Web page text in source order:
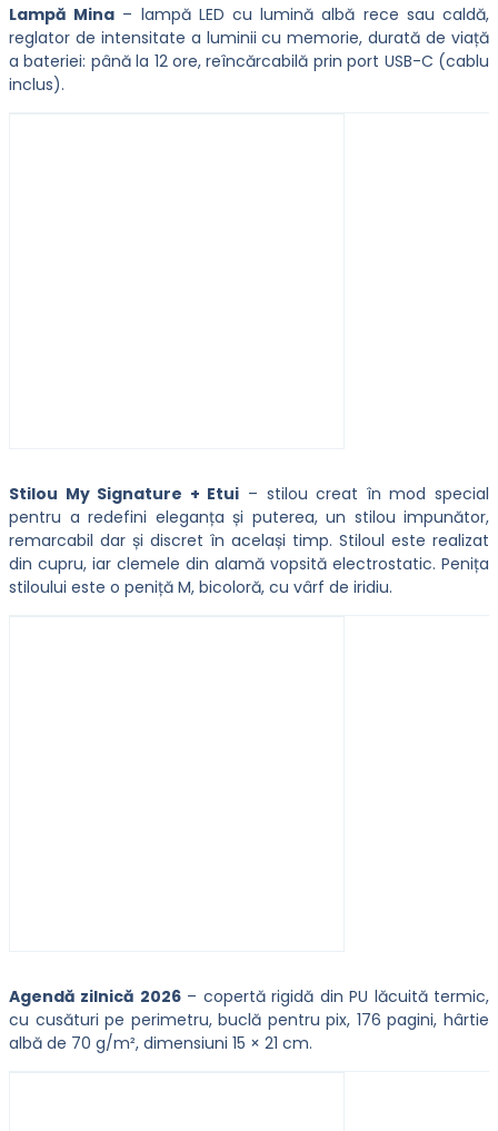
Lampă Mina – lampă LED cu lumină albă rece sau caldă,
reglator de intensitate a luminii cu memorie, durată de viață
a bateriei: până la 12 ore, reîncărcabilă prin port USB-C (cablu
inclus).
Stilou My Signature + Etui – stilou creat în mod special
pentru a redefini eleganța și puterea, un stilou impunător,
remarcabil dar și discret în același timp. Stiloul este realizat
din cupru, iar clemele din alamă vopsită electrostatic. Penița
stiloului este o peniță M, bicoloră, cu vârf de iridiu.
Agendă zilnică 2026– copertă rigidă din PU lăcuită termic,
cu cusături pe perimetru, buclă pentru pix, 176 pagini, hârtie
albă de 70 g/m², dimensiuni 15 × 21 cm.